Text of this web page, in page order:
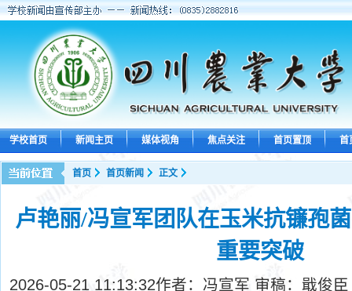
学校首页 新闻主页 媒体视角 焦点关注 首页置顶 首
首页 首页新闻 正文
卢艳丽/冯宣军团队在玉米抗镰孢
重要突破
2026-05-21 11:13:32作者：冯宣军 审稿：戢俊